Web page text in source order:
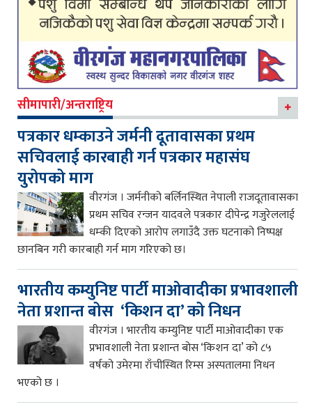
सीमापारी/अन्तराष्ट्रिय
पत्रकार धम्काउने जर्मनी दूतावासका प्रथम
सचिवलाई कारबाही गर्न पत्रकार महासंघ
युरोपको माग
वीरगंज । जर्मनीको बर्लिनस्थित नेपाली राजदूतावासका
प्रथम सचिव रन्जन यादवले पत्रकार दीपेन्द्र गजुरेललाई
धम्की दिएको आरोप लगाउँदै उक्त घटनाको निष्पक्ष
छानबिन गरी कारबाही गर्न माग गरिएको छ।
भारतीय कम्युनिष्ट पार्टी माओवादीका प्रभावशाली
नेता प्रशान्त बोस ‘किशन दा’ को निधन
वीरगंज । भारतीय कम्युनिष्ट पार्टी माओवादीका एक
प्रभावशाली नेता प्रशान्त बोस ‘किशन दा’ को ८५
वर्षको उमेरमा राँचीस्थित रिम्स अस्पतालमा निधन
भएको छ ।